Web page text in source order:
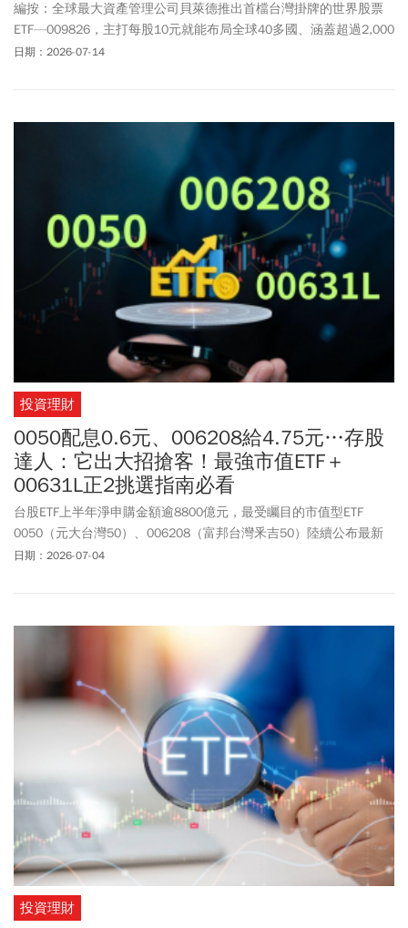
編按：全球最大資產管理公司貝萊德推出首檔台灣掛牌的世界股票
ETF—009826，主打每股10元就能布局全球40多國、涵蓋超過2,000
檔股票，也因此被市場稱為「台版VT」。不過，009826真的適合投
日期：2026-07-14
投資理財
0050配息0.6元、006208給4.75元…存股
達人：它出大招搶客！最強市值ETF＋
00631L正2挑選指南必看
台股ETF上半年淨申購金額逾8800億元，最受矚目的市值型ETF
0050（元大台灣50）、006208（富邦台灣釆吉50）陸續公布最新
配息資訊，成為存股族近期的關注焦點。0050每股配發0.6元，以收
8/10。而和0050、006208同樣追蹤台灣50指數的槓桿型ETF
00631L(元大台灣50正2)，在台股熱度超高時，吸引大批小資族藉此
放大資金效率，究竟這三檔該怎麼挑選呢？
日期：2026-07-04
投資理財